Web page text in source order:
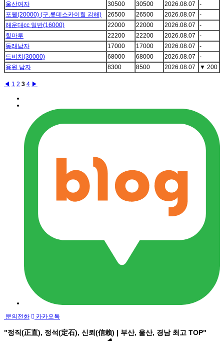
울산여자
30500 30500 2026.08.07
-
포웰(20000) (구.롯데스카이힐 김해)
26500 26500 2026.08.07
-
해운대cc 일반(16000)
22000 22000 2026.08.07
-
힐마루
22200 22200 2026.08.07
-
동래남자
17000 17000 2026.08.07
-
드비치(30000)
68000 68000 2026.08.07
-
용원 남자
8300 8500 2026.08.07 ▼ 200
◀ 1 2 3 4 ▶
문의전화 카카오톡
"정직(正直), 정석(定石), 신뢰(信賴) | 부산, 울산, 경남 최고 TOP"